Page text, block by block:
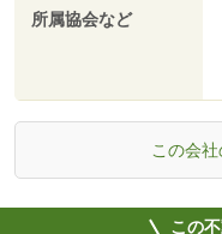
所属協会など
この会
この